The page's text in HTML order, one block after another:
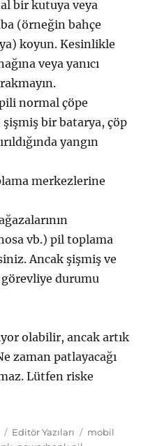
bir kutuya veya
(örneğin bahçe
koyun. Kesinlikle
veya yanıcı
normal çöpe
bir batarya, çöp
yangın
merkezlerine
vb.) pil toplama
Ancak şişmiş ve
durumu
olabilir, ancak artık
zaman patlayacağı
Lütfen riske
Kategoriler
Editör Yazıları Etiketler
mobil